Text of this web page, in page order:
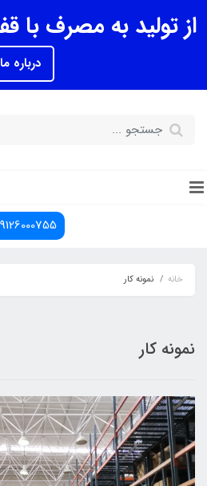
از تولید به مصرف با
درباره ما
09126000755
خانه نمونه کار
نمونه کار